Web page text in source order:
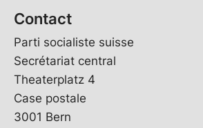
Contact
Parti socialiste suisse
Secrétariat central
Theaterplatz 4
Case postale
3001 Bern